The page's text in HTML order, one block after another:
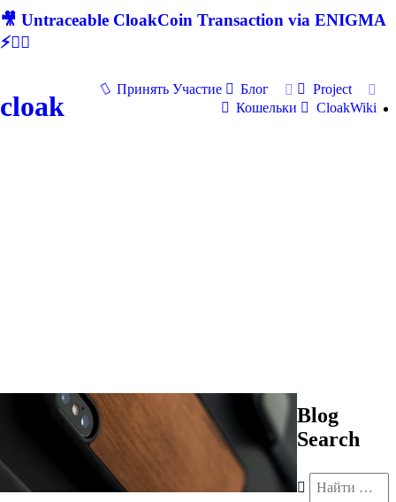
🎥 Untraceable CloakCoin Transaction via ENIGMA
⚡🕵‍♂
cloak
Принять Участие Блог
Project
Кошельки
CloakWiki
Blog
Search